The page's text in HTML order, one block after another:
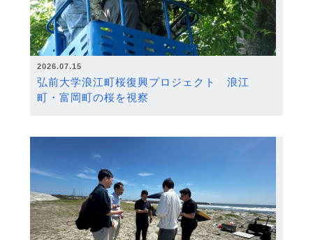
2026.07.15
弘前大学浪江町桜復興プロジェクト 浪江
町・富岡町の桜を視察